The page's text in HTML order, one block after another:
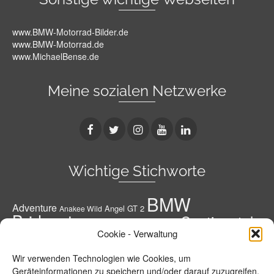
Cookie - Verwaltung
Wir verwenden Technologien wie Cookies, um
Geräteinformationen zu speichern und/oder darauf zuzugreifen.
www.BMW-Motorrad-Bilder.de
www.BMW-Motorrad.de
www.MichaelBense.de
Meine sozialen Netzwerke
Wichtige Stichworte
Adventure Anakee Wild Angel GT 2 BMW
Bridgestone Continental
Conti Road Attack 3 Conti RoadAttack 4
DunlopGeländereifen Grobstoller Honda
HypersportreifenM 7 RRM9 RRMetzeler